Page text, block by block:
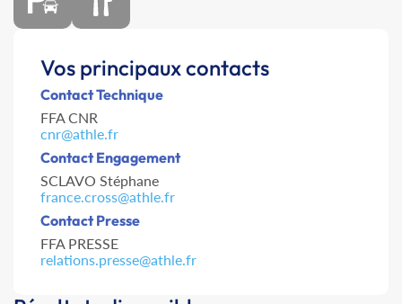
Vos principaux contacts
Contact Technique
FFA CNR
cnr@athle.fr
Contact Engagement
SCLAVO Stéphane
france.cross@athle.fr
Contact Presse
FFA PRESSE
relations.presse@athle.fr